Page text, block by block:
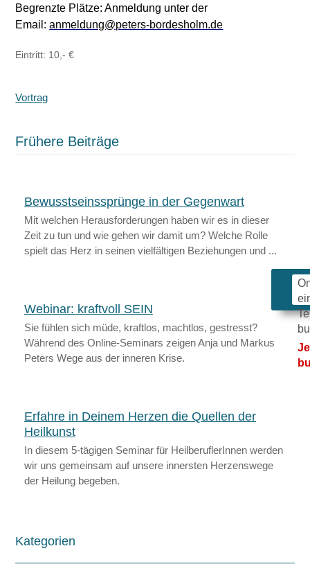
Begrenzte Plätze: Anmeldung unter der
Email:anmeldung@peters-bordesholm.de
Eintritt: 10,- €
Vortrag
Frühere Beiträge
Bewusstseinssprünge in der Gegenwart
Mit welchen Herausforderungen haben wir es in dieser
Zeit zu tun und wie gehen wir damit um? Welche Rolle
spielt das Herz in seinen vielfältigen Beziehungen und ...
Webinar: kraftvoll SEIN
Sie fühlen sich müde, kraftlos, machtlos, gestresst?
Während des Online-Seminars zeigen Anja und Markus
Peters Wege aus der inneren Krise.
Erfahre in Deinem Herzen die Quellen der
Heilkunst
In diesem 5-tägigen Seminar für HeilberuflerInnen werden
wir uns gemeinsam auf unsere innersten Herzenswege
der Heilung begeben.
Kategorien